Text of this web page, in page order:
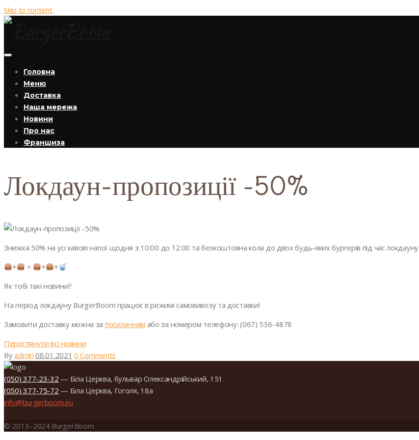
Skip to content
Головна
Меню
Доставка
Наша мережа
Новини
Про нас
Франшиза
Локдаун-пропозиції -50%
Знижка 50% на усі кавові напої щодня з 10:00 до 12:00 та безкоштовна кола до двох будь-яких бургерів під час локдауну
+
= +
+
Як тобі такі новини?
На період локдауну BurgerBoom працює в режимі самовивозу та доставки!
Замовити доставку можна за посиланням або за номером телефону: (067) 536-4878
Переглянути всі новини
Byadmin 08.01.2021 0 Comments
(050) 377-23-32 — Біла Церква, бульвар Олександрійський, 151
(050) 377-75-72 — Біла Церква, Гоголя, 18а
info@burgerboom.eu
© 2013–2024 BurgerBoom